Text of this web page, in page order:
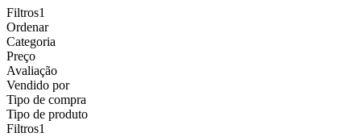
Filtros1
Ordenar
Categoria
Preço
Avaliação
Vendido por
Tipo de compra
Tipo de produto
Filtros1